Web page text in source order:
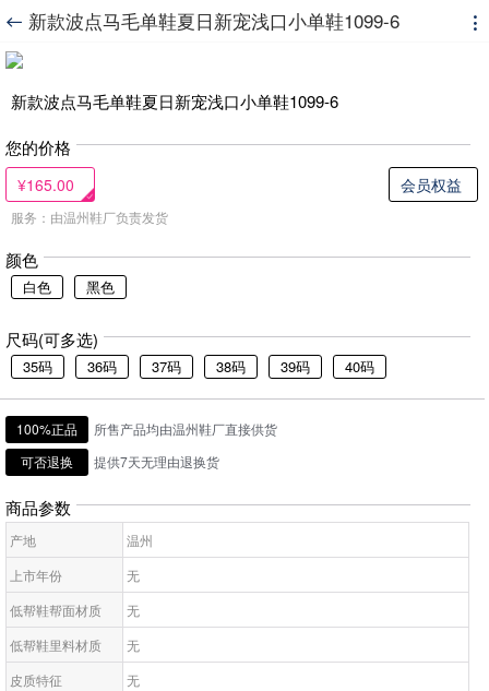
 新款波点马毛单鞋夏日新宠浅口小单鞋1099-6 
新款波点马毛单鞋夏日新宠浅口小单鞋1099-6
您的价格
¥165.00 会员权益
服务：由温州鞋厂负责发货
颜色
白色 黑色
尺码(可多选)
35码 36码 37码 38码 39码 40码
100%正品
所售产品均由温州鞋厂直接供货
可否退换
提供7天无理由退换货
商品参数
产地
温州
上市年份
无
低帮鞋帮面材质
无
低帮鞋里料材质
无
皮质特征
无